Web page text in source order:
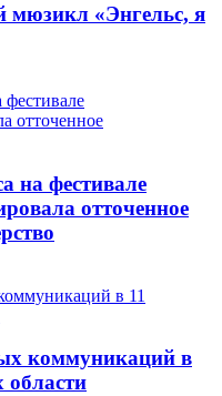
мюзикл «Энгельс, я
на фестивале
отточенное
коммуникаций в
области